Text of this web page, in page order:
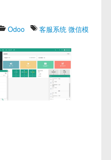
Odoo 客服系统 微信模